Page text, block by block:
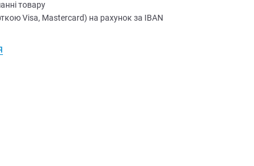
товару
Visa, Mastercard) на рахунок за IBAN